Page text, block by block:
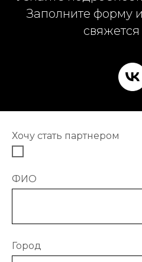
Заполните форму
Хочу стать партнером
ФИО
Город